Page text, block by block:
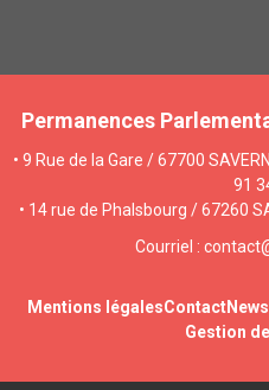
Permanences
• 9 Rue de la Gare / 67700
91
• 14 rue de Phalsbourg / 67260
Courriel :
Mentions légalesContact
Gestion